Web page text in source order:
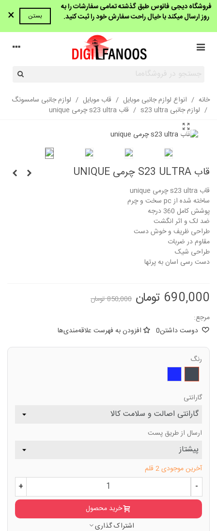
فروشگاه دیجی فانوس طبق گذشته تمامی سفارشات را به
روز ارسال میکند با خیال راحت سفارش خود را ثبت کنید.
بستن ×
خانه / انواع لوازم جانبی موبایل / قاب موبایل / لوازم جانبی سامسونگ
/ لوازم جانبی s23 ultra / قاب s23 ultra چرمی unique
قاب S23 ULTRA چرمی UNIQUE
قاب s23 ultra چرمی unique
ساخته شده از pc سخت و چرم
پوشش کامل 360 درجه
ضد لک و اثر انگشت
طراحی ظریف و خوش دست
مقاوم در ضربات
طراحی شیک
دست رسی اسان به پرتها
690,000 تومان
850,000 تومان
مرجع:
دوست داشتن0 افزودن به فهرست علاقه‌مندی‌ها
رنگ
ای
گارانتی
ارسال از طریق پست
آخرین موجودی2 قلم
-
+
خرید محصول
اشتراک گذاری